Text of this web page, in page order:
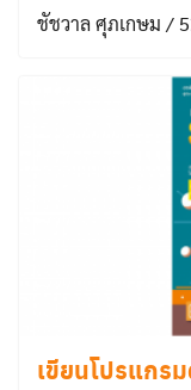
ชัชวาล ศุภเกษม /
เขียนโปรแกร